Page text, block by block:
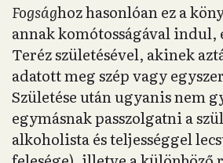
Fogsághoz hasonlóan ez a
annak komótosságával indul,
Teréz születésével, akinek
adatott meg szép vagy
Születése után ugyanis nem
egymásnak passzolgatni a
alkoholista és teljességgel